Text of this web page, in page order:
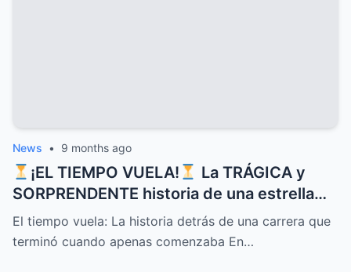
News • 9 months ago
¡EL TIEMPO VUELA!
La TRÁGICA y
SORPRENDENTE historia de una estrella
que CONQUISTÓ corazones con sus
canciones pero cuyo DESTINO inesperado
El tiempo vuela: La historia detrás de una carrera que
terminó cuando apenas comenzaba En…